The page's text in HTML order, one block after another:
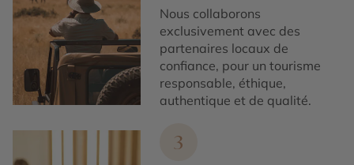
Nous collaborons
exclusivement avec des
partenaires locaux de
confiance, pour un tourisme
responsable, éthique,
authentique et de qualité.
3